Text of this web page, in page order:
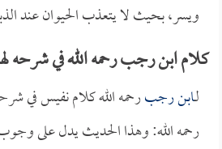
ويسر، بحيث لا يتعذب الحيوان عند
كلام ابن رجب رحمه الله في شرحه
لـابن رجبرحمه الله كلام نفيس في
رحمه الله: وهذا الحديث يدل على